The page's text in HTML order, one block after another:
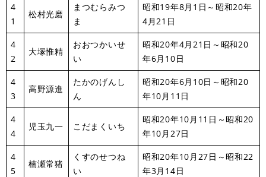
4
1
松村光磨
まつむらみつ
ま
昭和19年8月1日～昭和20年
4月21日
4
2
大塚惟精
おおつかいせ
い
昭和20年4月21日～昭和20
年6月10日
4
3
高野源進
たかのげんし
ん
昭和20年6月10日～昭和20
年10月11日
4
4
児玉九一 こだまくいち
昭和20年10月11日～昭和20
年10月27日
4
5
楠瀬常猪
くすのせつね
い
昭和20年10月27日～昭和22
年3月14日